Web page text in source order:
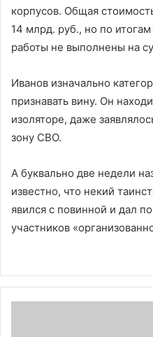
корпусов. Общая
14 млрд. руб., но по
работы не выполнены на
Иванов изначально
признавать вину. Он
изоляторе, даже
зону СВО.
А буквально две недели
известно, что некий
явился с повинной и дал
участников